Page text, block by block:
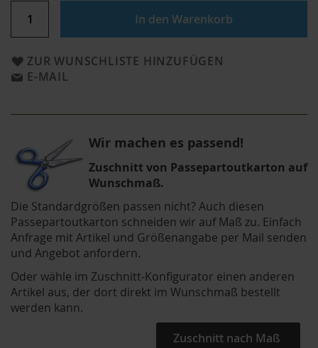
In den Warenkorb
ZUR WUNSCHLISTE HINZUFÜGEN
E-MAIL
Wir machen es passend!
Zuschnitt von Passepartoutkarton auf
Wunschmaß.
Die Standardgrößen passen nicht? Auch diesen
Passepartoutkarton schneiden wir auf Maß zu. Einfach
Anfrage mit Artikel und Größenangabe per Mail senden
und Angebot anfordern.
Oder wähle im Zuschnitt-Konfigurator einen anderen
Artikel aus, der dort direkt im Wunschmaß bestellt
werden kann.
Zuschnitt nach Maß